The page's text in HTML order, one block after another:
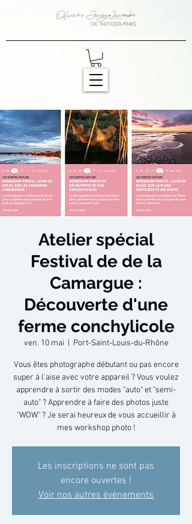
Atelier spécial
Festival de de la
Camargue :
Découverte d'une
ferme conchylicole
ven. 10 mai Port-Saint-Louis-du-Rhône
Vous êtes photographe débutant ou pas encore
super à l'aise avec votre appareil ? Vous voulez
apprendre à sortir des modes "auto" et "semi-
auto" ? Apprendre à faire des photos juste
"WOW" ? Je serai heureux de vous accueillir à
mes workshop photo !
Les inscriptions ne sont pas
encore ouvertes !
Voir nos autres évènements